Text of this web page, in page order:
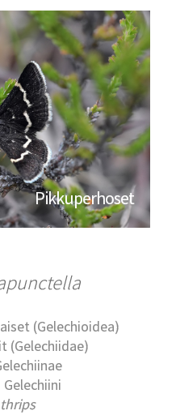
Pikkuperhoset
(Gelechioidea)
(Gelechiidae)
Gelechiini